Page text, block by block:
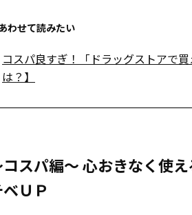
わせて読みたい
コスパ良すぎ！「ドラッグストアで
は？】
スパ編〜 心おきなく使
ＵＰ